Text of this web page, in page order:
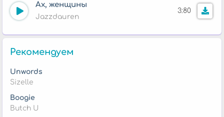
Ах, женщины
Jazzdauren
3:80
Рекомендуем
Unwords
Sizelle
Boogie
Butch U